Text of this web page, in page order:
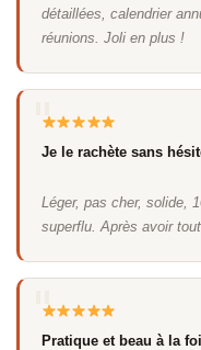
détaillées, calendrier
réunions. Joli en plus !
Je le rachète sans
Léger, pas cher, solide,
superflu. Après avoir
Pratique et beau à la